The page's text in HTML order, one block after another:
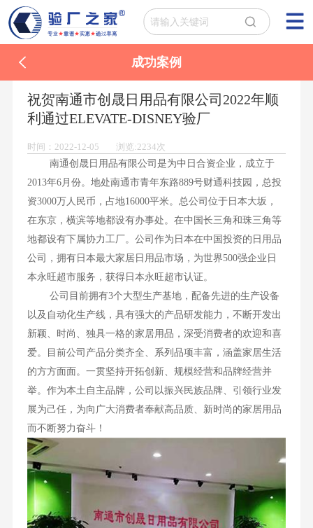
成功案例
祝贺南通市创晟日用品有限公司2022年顺
利通过ELEVATE-DISNEY验厂
时间：2022-12-05 浏览:2234次
南通创晟日用品有限公司是为中日合资企业，成立于
2013年6月份。地处南通市青年东路889号财通科技园，总投
资3000万人民币，占地16000平米。总公司位于日本大坂，
在东京，横滨等地都设有办事处。在中国长三角和珠三角等
地都设有下属协力工厂。公司作为日本在中国投资的日用品
公司，拥有日本最大家居日用品市场，为世界500强企业日
本永旺超市服务，获得日本永旺超市认证。
公司目前拥有3个大型生产基地，配备先进的生产设备
以及自动化生产线，具有强大的产品研发能力，不断开发出
新颖、时尚、独具一格的家居用品，深受消费者的欢迎和喜
爱。目前公司产品分类齐全、系列品项丰富，涵盖家居生活
的方方面面。一贯坚持开拓创新、规模经营和品牌经营并
举。作为本土自主品牌，公司以振兴民族品牌、引领行业发
展为己任，为向广大消费者奉献高品质、新时尚的家居用品
而不断努力奋斗！